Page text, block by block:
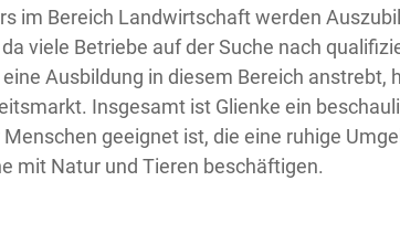
im Bereich Landwirtschaft werden
viele Betriebe auf der Suche nach
Ausbildung in diesem Bereich anstrebt,
Insgesamt ist Glienke ein
geeignet ist, die eine ruhige
mit Natur und Tieren beschäftigen.